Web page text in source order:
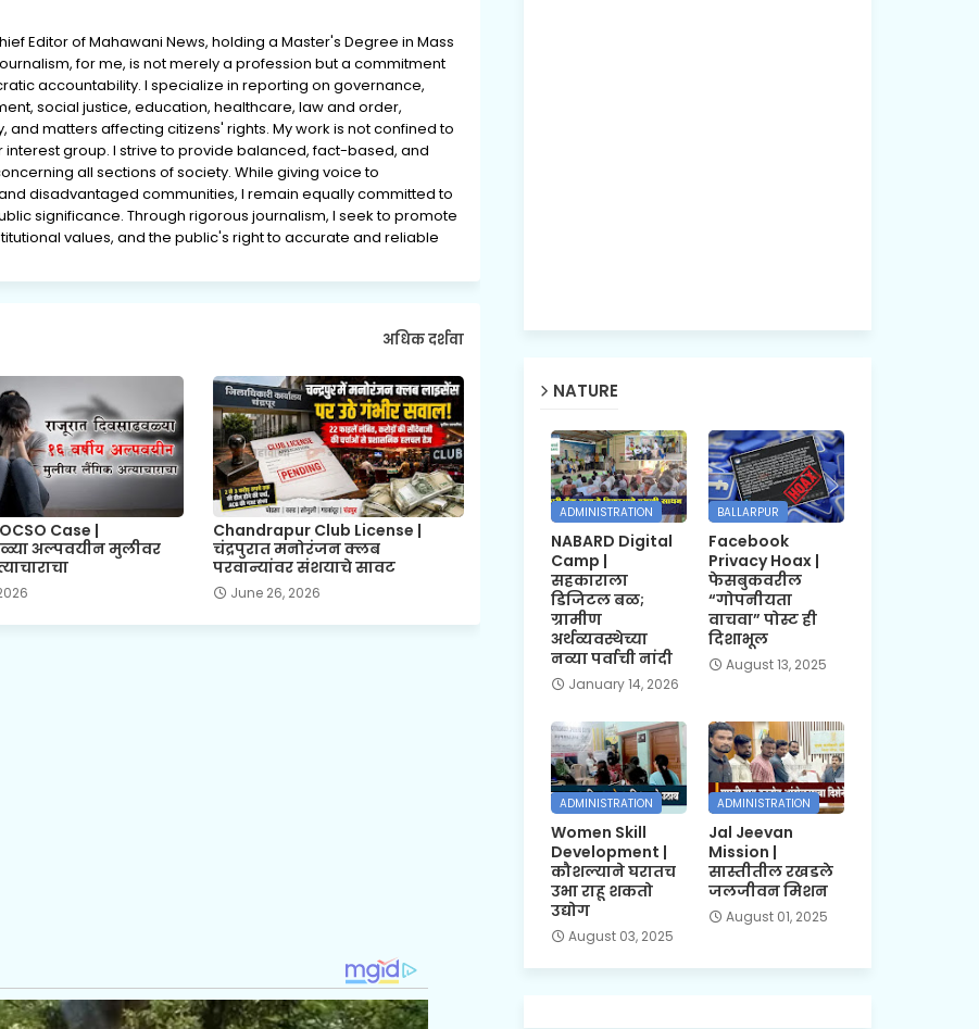
Editor of Mahawani News, holding a Master's Degree in Mass
for me, is not merely a profession but a commitment
accountability. I specialize in reporting on governance,
social justice, education, healthcare, law and order,
and matters affecting citizens' rights. My work is not confined to
group. I strive to provide balanced, fact-based, and
all sections of society. While giving voice to
disadvantaged communities, I remain equally committed to
significance. Through rigorous journalism, I seek to promote
values, and the public's right to accurate and reliable
अधिक दर्शवा
Case |
अल्पवयीन मुलीवर
Chandrapur Club License |
चंद्रपुरात मनोरंजन क्लब
परवान्यांवर संशयाचे सावट
June 26, 2026
NATURE
ADMINISTRATION
NABARD Digital
Camp |
सहकाराला
डिजिटल बळ;
ग्रामीण
अर्थव्यवस्थेच्या
नव्या पर्वाची नांदी
January 14, 2026
BALLARPUR
Facebook
Privacy Hoax |
फेसबुकवरील
“गोपनीयता
वाचवा” पोस्ट ही
दिशाभूल
August 13, 2025
ADMINISTRATION
Women Skill
Development |
कौशल्याने घरातच
उभा राहू शकतो
उद्योग
August 03, 2025
ADMINISTRATION
Jal Jeevan
Mission |
सास्तीतील रखडले
जलजीवन मिशन
August 01, 2025